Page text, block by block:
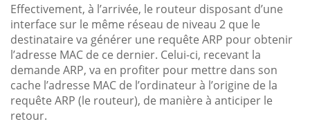
Effectivement, à l’arrivée, le routeur disposant d’une
interface sur le même réseau de niveau 2 que le
destinataire va générer une requête ARP pour obtenir
l’adresse MAC de ce dernier. Celui-ci, recevant la
demande ARP, va en profiter pour mettre dans son
cache l’adresse MAC de l’ordinateur à l’origine de la
requête ARP (le routeur), de manière à anticiper le
retour.